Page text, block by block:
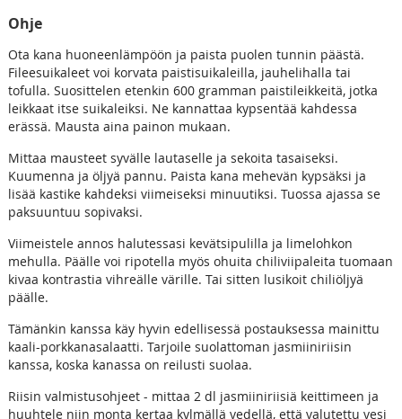
Ohje
Ota kana huoneenlämpöön ja paista puolen tunnin päästä.
Fileesuikaleet voi korvata paistisuikaleilla, jauhelihalla tai
tofulla. Suosittelen etenkin 600 gramman paistileikkeitä, jotka
leikkaat itse suikaleiksi. Ne kannattaa kypsentää kahdessa
erässä. Mausta aina painon mukaan.
Mittaa mausteet syvälle lautaselle ja sekoita tasaiseksi.
Kuumenna ja öljyä pannu. Paista kana mehevän kypsäksi ja
lisää kastike kahdeksi viimeiseksi minuutiksi. Tuossa ajassa se
paksuuntuu sopivaksi.
Viimeistele annos halutessasi kevätsipulilla ja limelohkon
mehulla. Päälle voi ripotella myös ohuita chiliviipaleita tuomaan
kivaa kontrastia vihreälle värille. Tai sitten lusikoit chiliöljyä
päälle.
Tämänkin kanssa käy hyvin edellisessä postauksessa mainittu
kaali-porkkanasalaatti. Tarjoile suolattoman jasmiiniriisin
kanssa, koska kanassa on reilusti suolaa.
Riisin valmistusohjeet - mittaa 2 dl jasmiiniriisiä keittimeen ja
huuhtele niin monta kertaa kylmällä vedellä, että valutettu vesi